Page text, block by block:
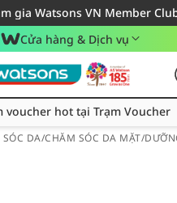
gia Watsons VN Member
giao hàng cho đơn hàng từ
24h - Áp dụng khu vực TP.
Cửa hàng & Dịch vụ
Thu thập thêm voucher hot tại Trạm Voucher
voucher hot tại Trạm Voucher
DA/CHĂM SÓC DA MẶT/